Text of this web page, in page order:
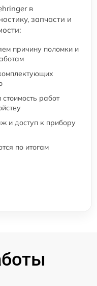
в
запчасти и
причину поломки и
работ
и доступ к прибору
по итогам